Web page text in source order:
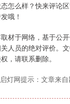
怎么样？快来评论
哦！
材于网络，基于公
人员的绝对评价。
，请联系删除。
启灯网提示：文章来